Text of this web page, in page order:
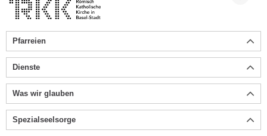
Pfarreien
Dienste
Was wir glauben
Spezialseelsorge